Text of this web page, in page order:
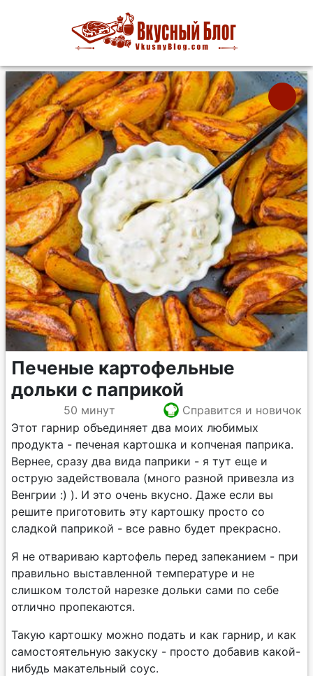
Печеные картофельные
дольки с паприкой
50 минут
Справится и новичок
Этот гарнир объединяет два моих любимых
продукта - печеная картошка и копченая паприка.
Вернее, сразу два вида паприки - я тут еще и
острую задействовала (много разной привезла из
Венгрии :) ). И это очень вкусно. Даже если вы
решите приготовить эту картошку просто со
сладкой паприкой - все равно будет прекрасно.
Я не отвариваю картофель перед запеканием - при
правильно выставленной температуре и не
слишком толстой нарезке дольки сами по себе
отлично пропекаются.
Такую картошку можно подать и как гарнир, и как
самостоятельную закуску - просто добавив какой-
нибудь макательный соус.